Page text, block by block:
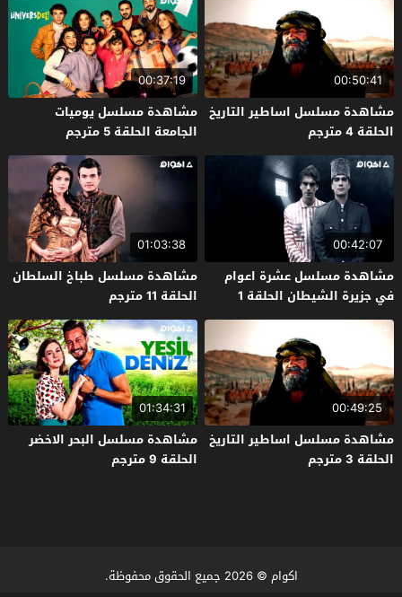
00:50:41
مشاهدة مسلسل اساطير التاريخ
الحلقة 4 مترجم
00:37:19
مشاهدة مسلسل يوميات
الجامعة الحلقة 5 مترجم
00:42:07
مشاهدة مسلسل عشرة اعوام
في جزيرة الشيطان الحلقة 1
مترجم
01:03:38
مشاهدة مسلسل طباخ السلطان
الحلقة 11 مترجم
00:49:25
مشاهدة مسلسل اساطير التاريخ
الحلقة 3 مترجم
01:34:31
مشاهدة مسلسل البحر الاخضر
الحلقة 9 مترجم
اكوام © 2026 جميع الحقوق محفوظة.